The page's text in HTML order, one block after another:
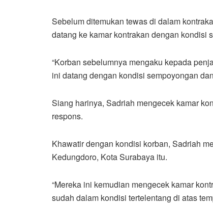
Sebelum ditemukan tewas di dalam
datang ke kamar kontrakan dengan kondisi
“Korban sebelumnya mengaku kepada
ini datang dengan kondisi sempoyongan
Siang harinya, Sadriah mengecek kamar
respons.
Khawatir dengan kondisi korban, Sadriah
Kedungdoro, Kota Surabaya itu.
“Mereka ini kemudian mengecek kamar
sudah dalam kondisi tertelentang di atas